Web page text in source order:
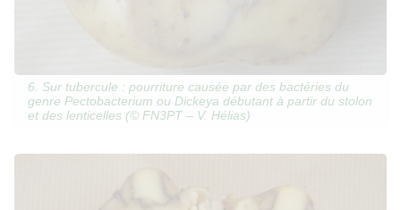
6. Sur tubercule : pourriture causée par des bactéries du
genre Pectobacterium ou Dickeya débutant à partir du stolon
et des lenticelles (© FN3PT – V. Hélias)